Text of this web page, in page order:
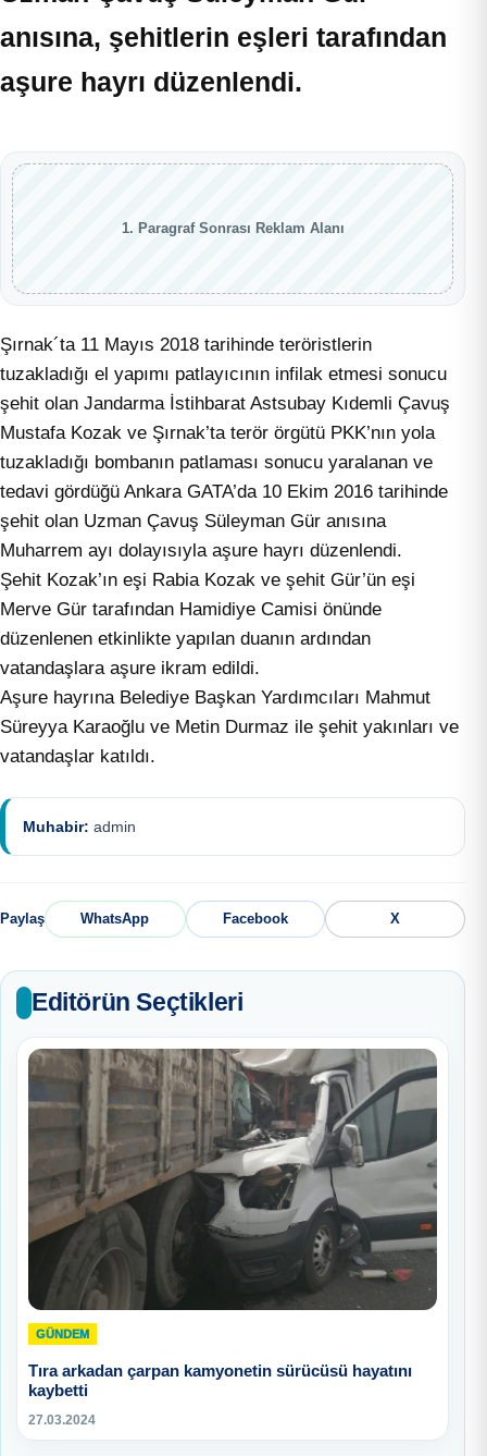
anısına, şehitlerin eşleri tarafından
aşure hayrı düzenlendi.
1. Paragraf Sonrası Reklam Alanı
Şırnak´ta 11 Mayıs 2018 tarihinde teröristlerin
tuzakladığı el yapımı patlayıcının infilak etmesi sonucu
şehit olan Jandarma İstihbarat Astsubay Kıdemli Çavuş
Mustafa Kozak ve Şırnak’ta terör örgütü PKK’nın yola
tuzakladığı bombanın patlaması sonucu yaralanan ve
tedavi gördüğü Ankara GATA’da 10 Ekim 2016 tarihinde
şehit olan Uzman Çavuş Süleyman Gür anısına
Muharrem ayı dolayısıyla aşure hayrı düzenlendi.
Şehit Kozak’ın eşi Rabia Kozak ve şehit Gür’ün eşi
Merve Gür tarafından Hamidiye Camisi önünde
düzenlenen etkinlikte yapılan duanın ardından
vatandaşlara aşure ikram edildi.
Aşure hayrına Belediye Başkan Yardımcıları Mahmut
Süreyya Karaoğlu ve Metin Durmaz ile şehit yakınları ve
vatandaşlar katıldı.
Muhabir: admin
Paylaş WhatsApp Facebook X
Editörün Seçtikleri
GÜNDEM
Tıra arkadan çarpan kamyonetin sürücüsü hayatını
kaybetti
27.03.2024